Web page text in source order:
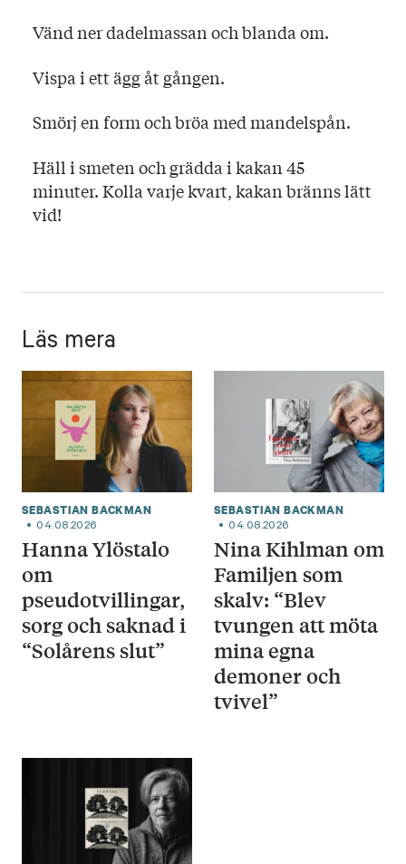
Vänd ner dadelmassan och blanda om.
Vispa i ett ägg åt gången.
Smörj en form och bröa med mandelspån.
Häll i smeten och grädda i kakan 45
minuter. Kolla varje kvart, kakan bränns lätt
vid!
Läs mera
SEBASTIAN BACKMAN
04.08.2026
Hanna Ylöstalo
om
pseudotvillingar,
sorg och saknad i
“Solårens slut”
SEBASTIAN BACKMAN
04.08.2026
Nina Kihlman om
Familjen som
skalv: “Blev
tvungen att möta
mina egna
demoner och
tvivel”